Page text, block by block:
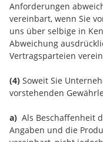
Anforderungen
vereinbart, wenn Sie
uns über selbige in
Abweichung
Vertragsparteien
(4) Soweit Sie
vorstehenden
a) Als Beschaffenheit
Angaben und die